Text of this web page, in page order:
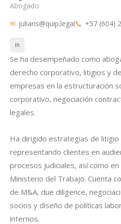
Abogado
julians@quip.legal
+57 (604)
in
Se ha desempeñado como
derecho corporativo, litigios y
empresas en la estructuración
corporativo, negociación
legales.
Ha dirigido estrategias de litigio
representando clientes en
procesos judiciales, así como
Ministerio del Trabajo. Cuenta
de M&A, due diligence,
socios y diseño de políticas
internos.